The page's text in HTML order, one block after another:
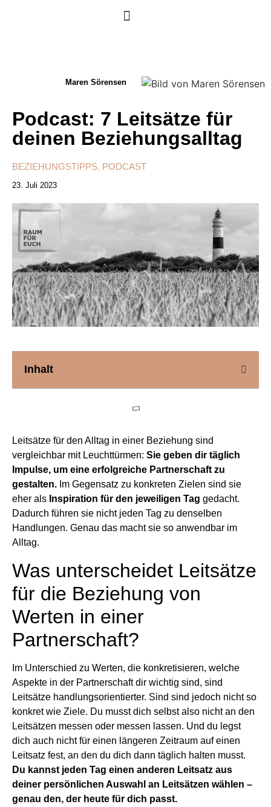
Maren Sörensen
Podcast: 7 Leitsätze für
deinen Beziehungsalltag
BEZIEHUNGSTIPPS, PODCAST
23. Juli 2023
Inhalt
Leitsätze für den Alltag in einer Beziehung sind
vergleichbar mit Leuchttürmen: Sie geben dir täglich
Impulse, um eine erfolgreiche Partnerschaft zu
gestalten. Im Gegensatz zu konkreten Zielen sind sie
eher als Inspiration für den jeweiligen Tag gedacht.
Dadurch führen sie nicht jeden Tag zu denselben
Handlungen. Genau das macht sie so anwendbar im
Alltag.
Was unterscheidet Leitsätze
für die Beziehung von
Werten in einer
Partnerschaft?
Im Unterschied zu Werten, die konkretisieren, welche
Aspekte in der Partnerschaft dir wichtig sind, sind
Leitsätze handlungsorientierter. Sind sind jedoch nicht so
konkret wie Ziele. Du musst dich selbst also nicht an den
Leitsätzen messen oder messen lassen. Und du legst
dich auch nicht für einen längeren Zeitraum auf einen
Leitsatz fest, an den du dich dann täglich halten musst.
Du kannst jeden Tag einen anderen Leitsatz aus
deiner persönlichen Auswahl an Leitsätzen wählen –
genau den, der heute für dich passt.